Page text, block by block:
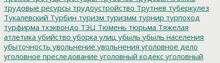
трудовые ресурсы трудоустройство Трутнев туберкулез
Тукалевский Турбин туризм туризмм турнир турпоход
турфирма тхэквондо ТЭЦ Тюмень тюрьма Тяжелая
атлетика убийство уборка улиц убыль убыль населения
убыточность увольнение увольнения уголовное дело
уголовное преследование уголовный кодекс уголовный